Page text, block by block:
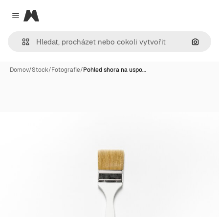
Close menu
Magnific
Hledat
Domov/Stock/Fotografie/Pohled shora na uspo…